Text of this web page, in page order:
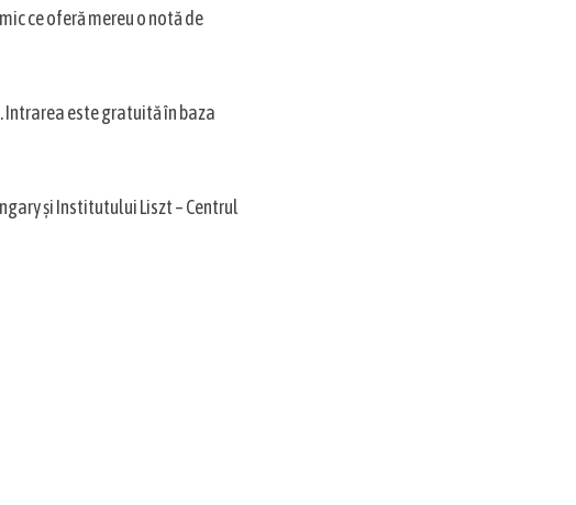
ce oferă mereu o notă de
Intrarea este gratuită în baza
și Institutului Liszt – Centrul